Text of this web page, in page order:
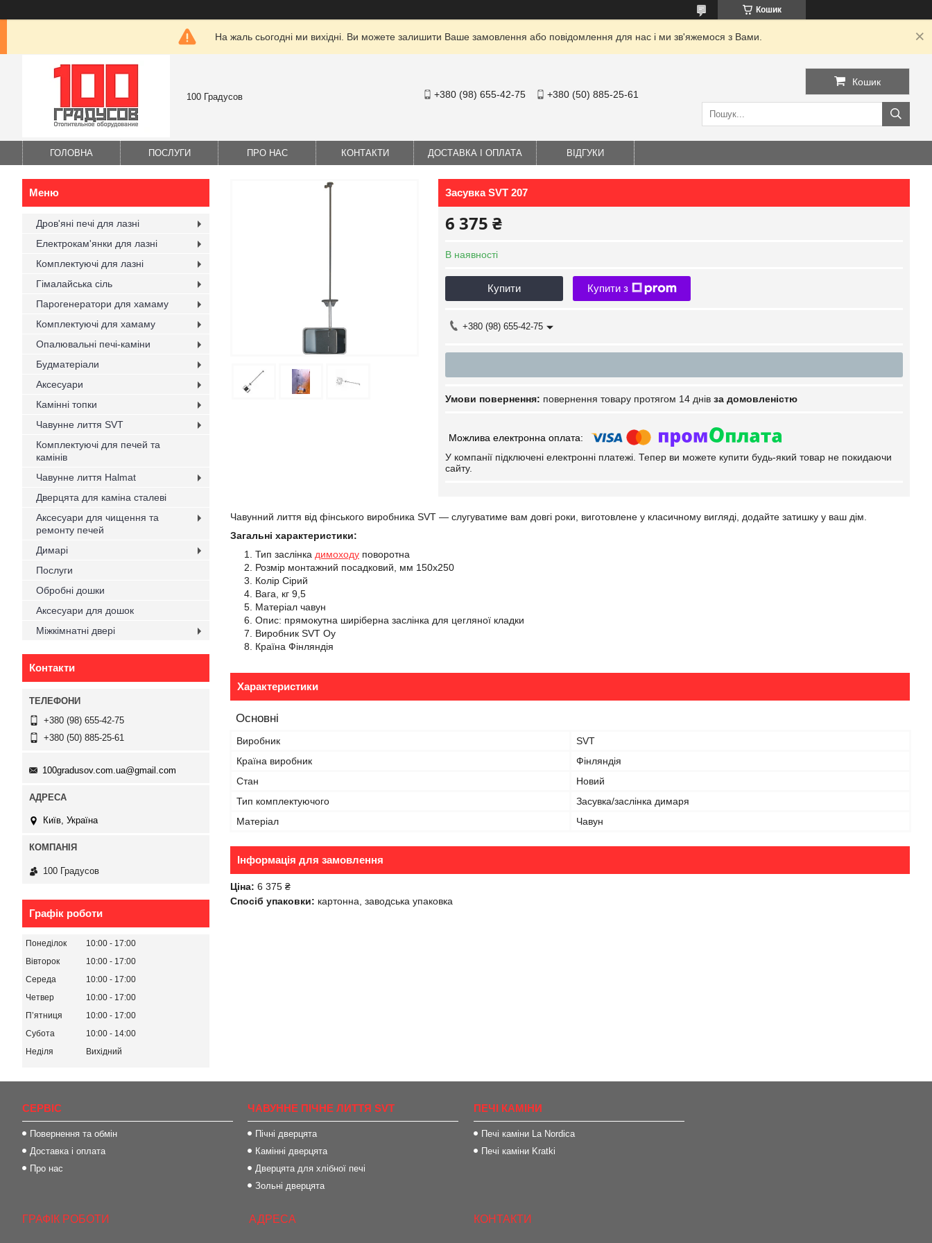
Кошик
На жаль сьогодні ми вихідні. Ви можете залишити Ваше замовлення або повідомлення для нас і ми зв'яжемося з Вами.
100 Градусов +380 (98) 655-42-75 +380 (50) 885-25-61
Кошик
ГОЛОВНА ПОСЛУГИ ПРО НАС КОНТАКТИ ДОСТАВКА І ОПЛАТА ВІДГУКИ
Засувка SVT 207
6 375 ₴
В наявності
Купити Купити з
+380 (98) 655-42-75
повернення товару протягом 14 днів за домовленістю
У компанії підключені електронні платежі. Тепер ви можете купити будь-який товар не покидаючи
сайту.
Чавунний лиття від фінського виробника SVT — слугуватиме вам довгі роки, виготовлене у класичному вигляді, додайте затишку у ваш дім.
Загальні характеристики:
Тип заслінка димоходу поворотна
Розмір монтажний посадковий, мм 150х250
Колір Сірий
Вага, кг 9,5
Матеріал чавун
Опис: прямокутна ширіберна заслінка для цегляної кладки
Виробник SVT Oy
Країна Фінляндія
Характеристики
Основні
Виробник
SVT
Країна виробник
Фінляндія
Стан
Новий
Тип комплектуючого
Засувка/заслінка димаря
Матеріал
Чавун
Інформація для замовлення
Ціна: 6 375 ₴
Спосіб упаковки: картонна, заводська упаковка
Дров'яні печі для лазні
Електрокам'янки для лазні
Комплектуючі для лазні
Гімалайська сіль
Парогенератори для хамаму
Комплектуючі для хамаму
Опалювальні печі-каміни
Будматеріали
Аксесуари
Камінні топки
Чавунне лиття SVT
Комплектуючі для печей та
камінів
Чавунне лиття Halmat
Дверцята для каміна сталеві
Аксесуари для чищення та
ремонту печей
Димарі
Послуги
Обробні дошки
Аксесуари для дошок
Міжкімнатні двері
Контакти
+380 (98) 655-42-75
+380 (50) 885-25-61
100gradusov.com.ua@gmail.com
Київ, Україна
100 Градусов
Графік роботи
Понеділок 10:00
17:00
Вівторок
10:00
17:00
Середа
10:00
17:00
Четвер
10:00
17:00
Пʼятниця
10:00
17:00
Субота
10:00
14:00
Неділя
Вихідний
СЕРВІС
Повернення та обмін
Доставка і оплата
Про нас
ЧАВУННЕ ПІЧНЕ ЛИТТЯ SVT
Пічні дверцята
Камінні дверцята
Дверцята для хлібної печі
Зольні дверцята
ПЕЧІ КАМІНИ
Печі каміни La Nordica
Печі каміни Kratki
ГРАФІК РОБОТИ